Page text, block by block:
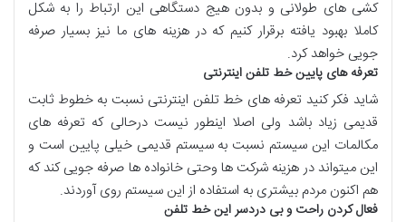
کشی های طولانی و بدون هیج دستگاهی این ارتباط را به شکل
کاملا بهبود یافته برقرار کنیم که در هزینه های ما نیز بسیار صرفه
جویی خواهد کرد.
تعرفه های پایین خط تلفن اینترنتی
شاید فکر کنید تعرفه های خط تلفن اینترنتی نسبت به خطوط ثابت
قدیمی زیاد باشد ولی اصلا اینطور نیست درحالی که تعرفه های
مکالمات این سیستم نسبت به سیستم قدیمی خیلی پایین است و
این میتواند در هزینه شرکت ها وحتی خانواده ها صرفه جویی کند که
هم اکنون مردم بیشتری به استفاده از این سیستم روی آوردند.
فعال کردن راحت و بی دردسر این خط تلفن